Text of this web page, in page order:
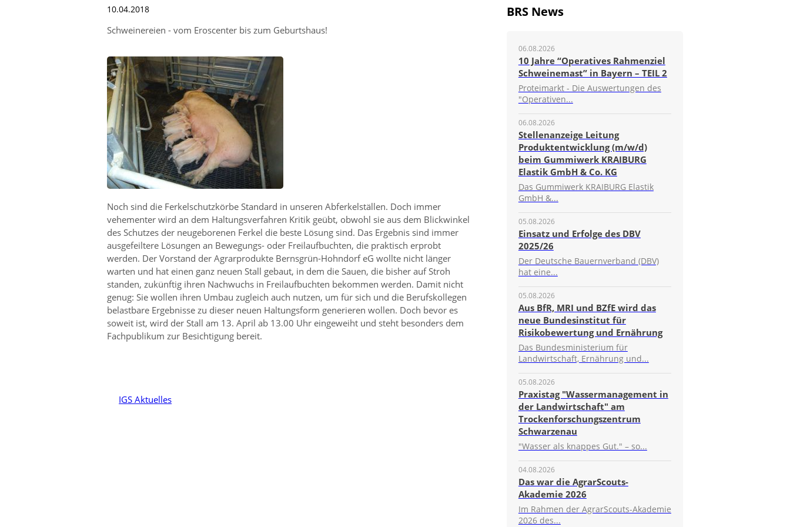
BRS News
06.08.2026
10 Jahre “Operatives Rahmenziel
Schweinemast” in Bayern – TEIL 2
Proteimarkt - Die Auswertungen des
"Operativen...
06.08.2026
Stellenanzeige Leitung
Produktentwicklung (m/w/d)
beim Gummiwerk KRAIBURG
Elastik GmbH & Co. KG
Das Gummiwerk KRAIBURG Elastik
GmbH &...
05.08.2026
Einsatz und Erfolge des DBV
2025/26
Der Deutsche Bauernverband (DBV)
hat eine...
05.08.2026
Aus BfR, MRI und BZfE wird das
neue Bundesinstitut für
Risikobewertung und Ernährung
Das Bundesministerium für
Landwirtschaft, Ernährung und...
05.08.2026
Praxistag "Wassermanagement in
der Landwirtschaft" am
Trockenforschungszentrum
Schwarzenau
"Wasser als knappes Gut." – so...
04.08.2026
Das war die AgrarScouts-
Akademie 2026
Im Rahmen der AgrarScouts-Akademie
2026 des...
10.04.2018
Schweinereien - vom Eroscenter bis zum Geburtshaus!
Noch sind die Ferkelschutzkörbe Standard in unseren Abferkelställen. Doch immer
vehementer wird an dem Haltungsverfahren Kritik geübt, obwohl sie aus dem Blickwinkel
des Schutzes der neugeborenen Ferkel die beste Lösung sind. Das Ergebnis sind immer
ausgefeiltere Lösungen an Bewegungs- oder Freilaufbuchten, die praktisch erprobt
werden. Der Vorstand der Agrarprodukte Bernsgrün-Hohndorf eG wollte nicht länger
warten und hat einen ganz neuen Stall gebaut, in dem die Sauen, die bisher auf Stroh
standen, zukünftig ihren Nachwuchs in Freilaufbuchten bekommen werden. Damit nicht
genug: Sie wollen ihren Umbau zugleich auch nutzen, um für sich und die Berufskollegen
belastbare Ergebnisse zu dieser neuen Haltungsform generieren wollen. Doch bevor es
soweit ist, wird der Stall am 13. April ab 13.00 Uhr eingeweiht und steht besonders dem
Fachpublikum zur Besichtigung bereit.
IGS Aktuelles